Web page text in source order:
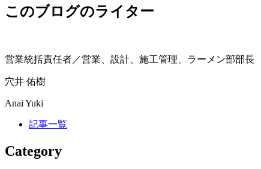
このブログのライター
営業統括責任者／営業、設計、施工管理、ラーメン部部長
穴井 佑樹
Anai Yuki
記事一覧
Category